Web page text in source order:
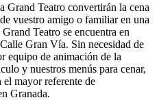
Grand Teatro convertirán la cena
vuestro amigo o familiar en una
Teatro se encuentra en
Gran Vía. Sin necesidad de
equipo de animación de la
y nuestros menús para cenar,
mayor referente de
Granada.